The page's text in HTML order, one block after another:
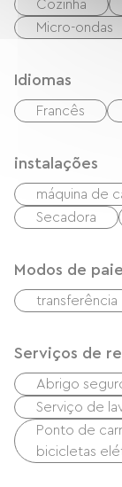
Cozinha
Micro-ondas
Idiomas
Francês
instalações
máquina de
Secadora
Modos de
transferência
Serviços de
Abrigo
Serviço de
Ponto de
bicicletas